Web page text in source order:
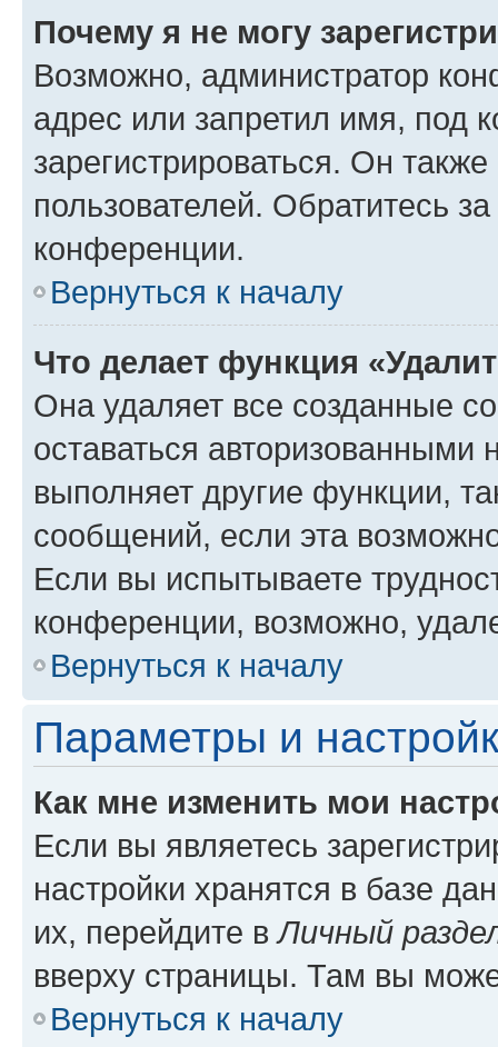
Почему я не могу
Возможно, администратор
адрес или запретил имя, под
зарегистрироваться. Он
пользователей. Обратитесь
конференции.
Вернуться к началу
Что делает функция
Она удаляет все созданные
оставаться авторизованными
выполняет другие функции,
сообщений, если эта
Если вы испытываете
конференции, возможно,
Вернуться к началу
Параметры и
Как мне изменить мои
Если вы являетесь
настройки хранятся в базе
их, перейдите вЛичный
вверху страницы. Там вы
Вернуться к началу